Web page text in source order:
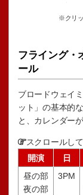
※クリ
フライング・
ール
ブロードウェイ
ット」の基本的
と、カレンダー
スクロールし
開演
日
昼の部
夜の部
3PM